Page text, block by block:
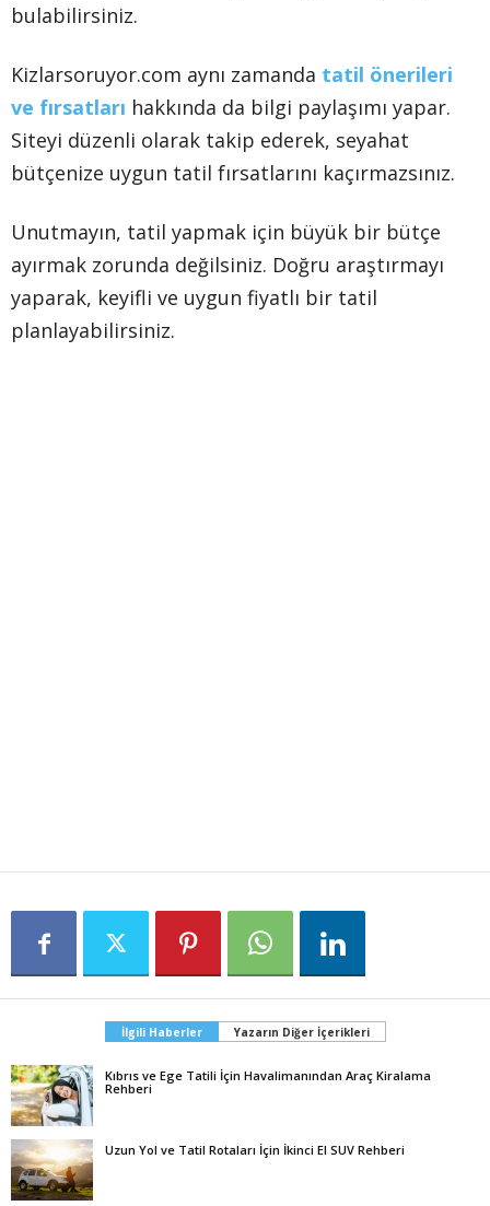
bulabilirsiniz.
Kizlarsoruyor.com aynı zamanda tatil önerileri
ve fırsatları hakkında da bilgi paylaşımı yapar.
Siteyi düzenli olarak takip ederek, seyahat
bütçenize uygun tatil fırsatlarını kaçırmazsınız.
Unutmayın, tatil yapmak için büyük bir bütçe
ayırmak zorunda değilsiniz. Doğru araştırmayı
yaparak, keyifli ve uygun fiyatlı bir tatil
planlayabilirsiniz.
İlgili Haberler Yazarın Diğer İçerikleri
Kıbrıs ve Ege Tatili İçin Havalimanından Araç Kiralama
Rehberi
Uzun Yol ve Tatil Rotaları İçin İkinci El SUV Rehberi